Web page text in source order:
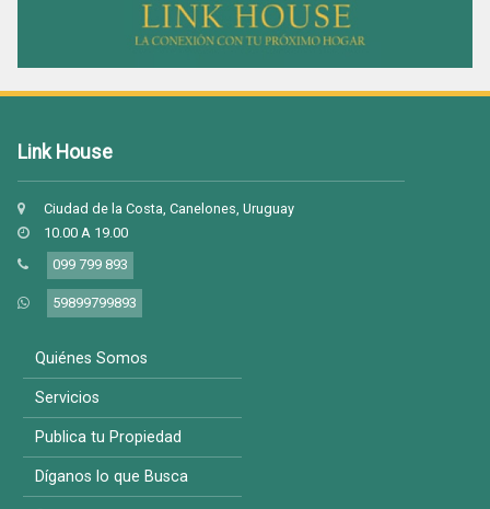
Link House
Ciudad de la Costa, Canelones, Uruguay
10.00 A 19.00
099 799 893
59899799893
Quiénes Somos
Servicios
Publica tu Propiedad
Díganos lo que Busca